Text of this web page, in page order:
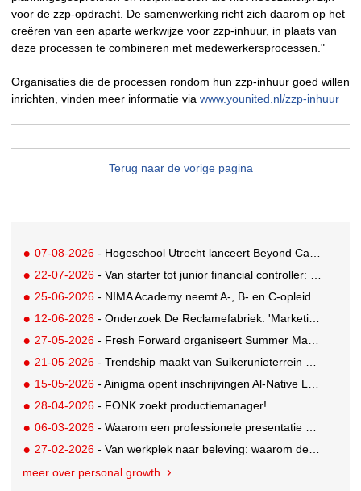
voor de zzp-opdracht. De samenwerking richt zich daarom op het
creëren van een aparte werkwijze voor zzp-inhuur, in plaats van
deze processen te combineren met medewerkersprocessen."
Organisaties die de processen rondom hun zzp-inhuur goed willen
inrichten, vinden meer informatie via www.younited.nl/zzp-inhuur
Terug naar de vorige pagina
07-08-2026 - Hogeschool Utrecht lanceert Beyond Campus binnen International Creative Business
22-07-2026 - Van starter tot junior financial controller: zo maak je je sollicitatie sterker
25-06-2026 - NIMA Academy neemt A-, B- en C-opleidingen in eigen hand
12-06-2026 - Onderzoek De Reclamefabriek: 'Marketingteams zijn regie over eigen productieproces kwijtgeraakt'
27-05-2026 - Fresh Forward organiseert Summer Masterclasses over leiderschap in veranderende tijden
21-05-2026 - Trendship maakt van Suikerunieterrein ondernemend dorpsplein
15-05-2026 - Ainigma opent inschrijvingen Al-Native Leadership Academy
28-04-2026 - FONK zoekt productiemanager!
06-03-2026 - Waarom een professionele presentatie doorslaggevend is bij pitches en new business
27-02-2026 - Van werkplek naar beleving: waarom deze details ertoe doen
meer over personal growth